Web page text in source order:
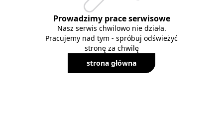
Prowadzimy prace serwisowe
Nasz serwis chwilowo nie działa.
Pracujemy nad tym - spróbuj odświeżyć
stronę za chwilę
strona główna